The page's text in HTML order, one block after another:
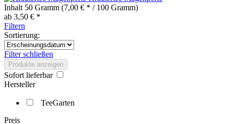
Inhalt 50 Gramm (7,00 € * / 100 Gramm)
ab 3,50 € *
Filtern
Sortierung:
Filter schließen
Produkte anzeigen
Sofort lieferbar
Hersteller
TeeGarten
Preis